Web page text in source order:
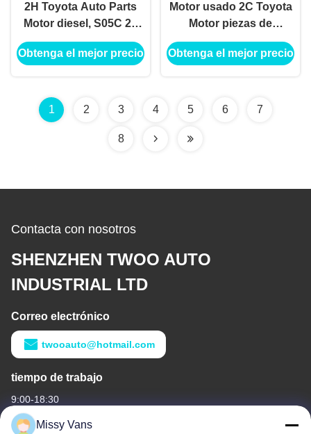
2H Toyota Auto Parts
Motor diesel, S05C 2L
3CT Toyota piezas de
repuesto
Obtenga el mejor precio
Motor usado 2C Toyota
Motor piezas de
repuesto, motor original
con buen
Obtenga el mejor precio
1 2 3 4 5 6 7
8
Contacta con nosotros
SHENZHEN TWOO AUTO
INDUSTRIAL LTD
Correo electrónico
twooauto@hotmail.com
tiempo de trabajo
9:00-18:30
Nuestra Dirección
Missy Vans